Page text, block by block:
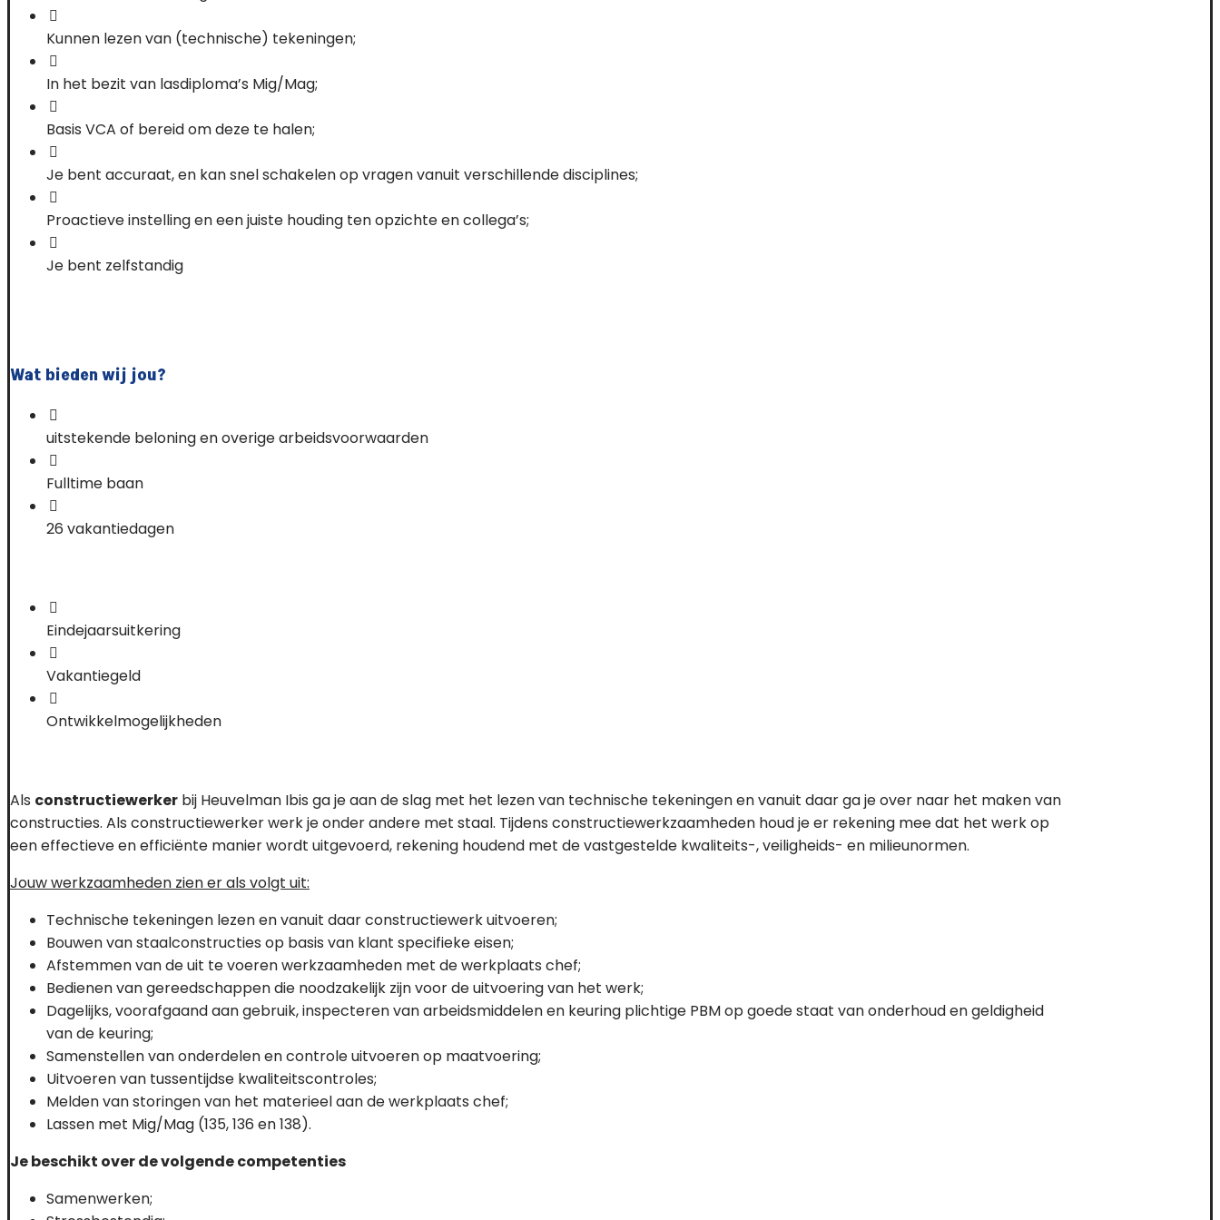
Kunnen lezen van (technische) tekeningen;
In het bezit van lasdiploma’s Mig/Mag;
Basis VCA of bereid om deze te halen;
Je bent accuraat, en kan snel schakelen op vragen vanuit verschillende disciplines;
Proactieve instelling en een juiste houding ten opzichte en collega’s;
Je bent zelfstandig
Wat bieden wij jou?
uitstekende beloning en overige arbeidsvoorwaarden
Fulltime baan
26 vakantiedagen
Eindejaarsuitkering
Vakantiegeld
Ontwikkelmogelijkheden
Als constructiewerker bij Heuvelman Ibis ga je aan de slag met het lezen van technische tekeningen en vanuit daar ga je over naar het maken van
constructies. Als constructiewerker werk je onder andere met staal. Tijdens constructiewerkzaamheden houd je er rekening mee dat het werk op
een effectieve en efficiënte manier wordt uitgevoerd, rekening houdend met de vastgestelde kwaliteits-, veiligheids- en milieunormen.
Jouw werkzaamheden zien er als volgt uit:
Technische tekeningen lezen en vanuit daar constructiewerk uitvoeren;
Bouwen van staalconstructies op basis van klant specifieke eisen;
Afstemmen van de uit te voeren werkzaamheden met de werkplaats chef;
Bedienen van gereedschappen die noodzakelijk zijn voor de uitvoering van het werk;
Dagelijks, voorafgaand aan gebruik, inspecteren van arbeidsmiddelen en keuring plichtige PBM op goede staat van onderhoud en geldigheid
van de keuring;
Samenstellen van onderdelen en controle uitvoeren op maatvoering;
Uitvoeren van tussentijdse kwaliteitscontroles;
Melden van storingen van het materieel aan de werkplaats chef;
Lassen met Mig/Mag (135, 136 en 138).
Je beschikt over de volgende competenties
Samenwerken;